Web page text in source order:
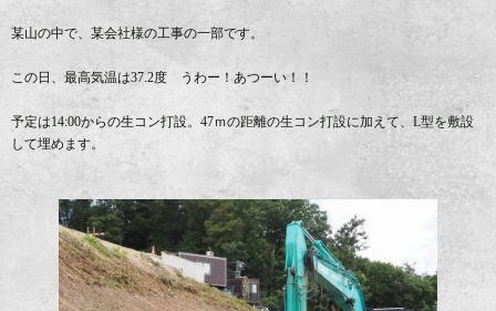
某山の中で、某会社様の工事の一部です。
この日、最高気温は37.2度 うわー！あつーい！！
予定は14:00からの生コン打設。47ｍの距離の生コン打設に加えて、L型を敷設
して埋めます。